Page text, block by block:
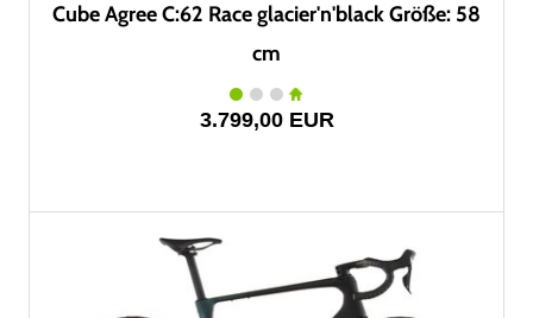
Cube Agree C:62 Race glacier'n'black Größe: 58
cm
3.799,00 EUR